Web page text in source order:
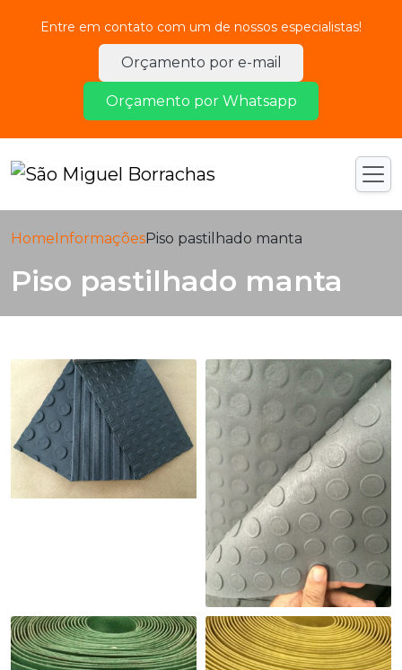
Entre em contato com um de nossos especialistas!
Orçamento por e-mail
Orçamento por Whatsapp
HomeInformaçõesPiso pastilhado manta
Piso pastilhado manta